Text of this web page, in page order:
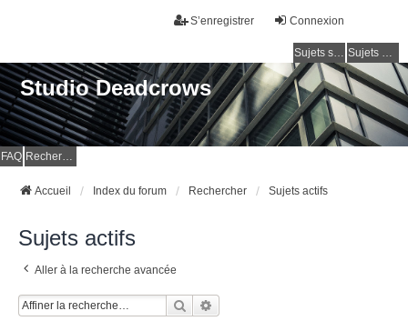
Connexion
S’enregistrer
Sujets sans réponse Sujets actifs
Studio Deadcrows
FAQ Rechercher
Accueil Index du forum Rechercher Sujets actifs
Sujets actifs
Aller à la recherche avancée
Rechercher